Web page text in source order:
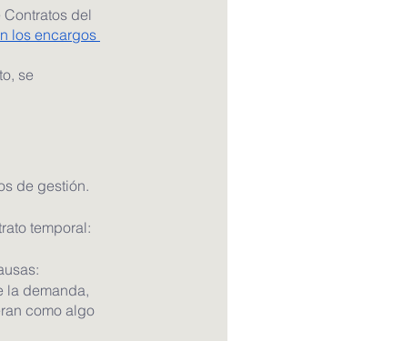
del
los encargos
se
de gestión.
temporal:
la demanda,
como algo